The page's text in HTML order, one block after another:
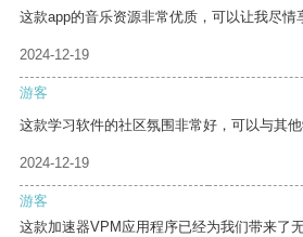
这款app的音乐资源非常优质，可以让我尽情
2024-12-19
游客
这款学习软件的社区氛围非常好，可以与其他
2024-12-19
游客
这款加速器VPM应用程序已经为我们带来了